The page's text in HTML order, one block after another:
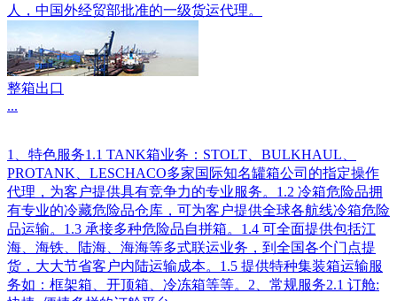
人，中国外经贸部批准的一级货运代理。
整箱出口
...
1、特色服务1.1 TANK箱业务：STOLT、BULKHAUL、
PROTANK、LESCHACO多家国际知名罐箱公司的指定操作
代理，为客户提供具有竞争力的专业服务。1.2 冷箱危险品拥
有专业的冷藏危险品仓库，可为客户提供全球各航线冷箱危险
品运输。1.3 承接多种危险品自拼箱。1.4 可全面提供包括江
海、海铁、陆海、海海等多式联运业务，到全国各个门点提
货，大大节省客户内陆运输成本。1.5 提供特种集装箱运输服
务如：框架箱、开顶箱、冷冻箱等等。2、常规服务2.1 订舱: